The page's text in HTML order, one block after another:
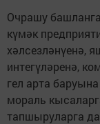
Очрашу
күмәк
хәлсезләнүенә,
интегүләренә,
гел арта
мораль
тапшыруларга